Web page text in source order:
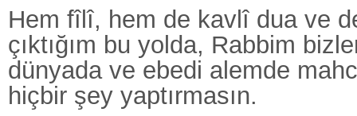
Hem fîlî, hem de kavlî dua ve
çıktığım bu yolda, Rabbim
dünyada ve ebedi alemde
hiçbir şey yaptırmasın.